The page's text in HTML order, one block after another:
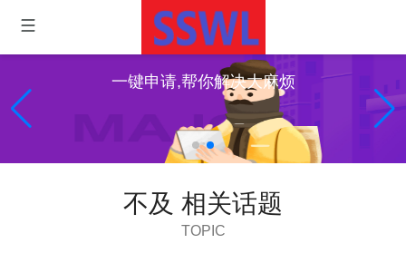
一键申请,帮你解决大麻烦
不及 相关话题
TOPIC